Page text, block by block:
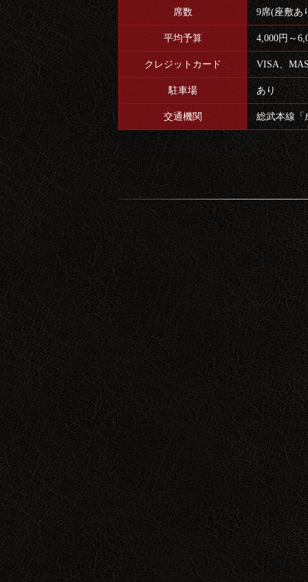
席数 9席(座敷あ
平均予算 4,000円～
クレジットカード VISA、
駐車場 あり
交通機関 総武本線「